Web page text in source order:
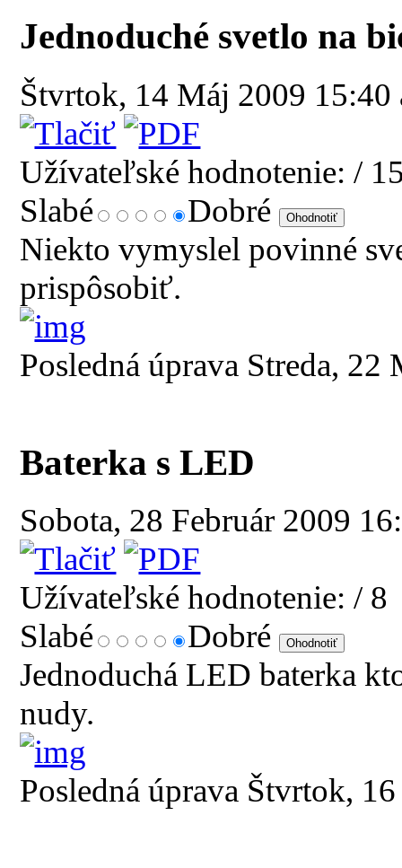
Jednoduché svetlo na
Štvrtok, 14 Máj 2009 15:40
Užívateľské hodnotenie: /
Slabé
Dobré
Niekto vymyslel povinné
prispôsobiť.
Posledná úprava Streda,
Baterka s LED
Sobota, 28 Február 2009
Užívateľské hodnotenie: / 8
Slabé
Dobré
Jednoduchá LED baterka
nudy.
Posledná úprava Štvrtok,